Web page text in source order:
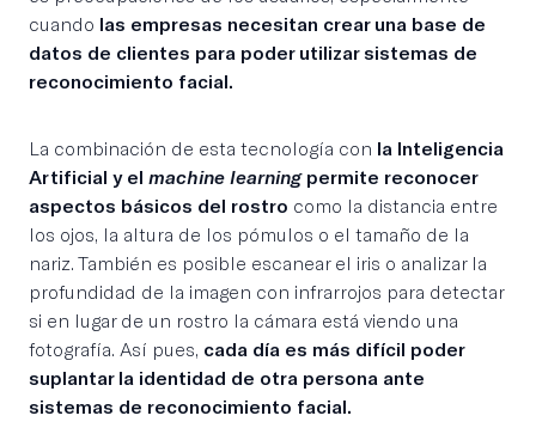
cuando las empresas necesitan crear una base de
datos de clientes para poder utilizar sistemas de
reconocimiento facial.
La combinación de esta tecnología con la Inteligencia
Artificial y el machine learningpermite reconocer
aspectos básicos del rostro como la distancia entre
los ojos, la altura de los pómulos o el tamaño de la
nariz. También es posible escanear el iris o analizar la
profundidad de la imagen con infrarrojos para detectar
si en lugar de un rostro la cámara está viendo una
fotografía. Así pues, cada día es más difícil poder
suplantar la identidad de otra persona ante
sistemas de reconocimiento facial.